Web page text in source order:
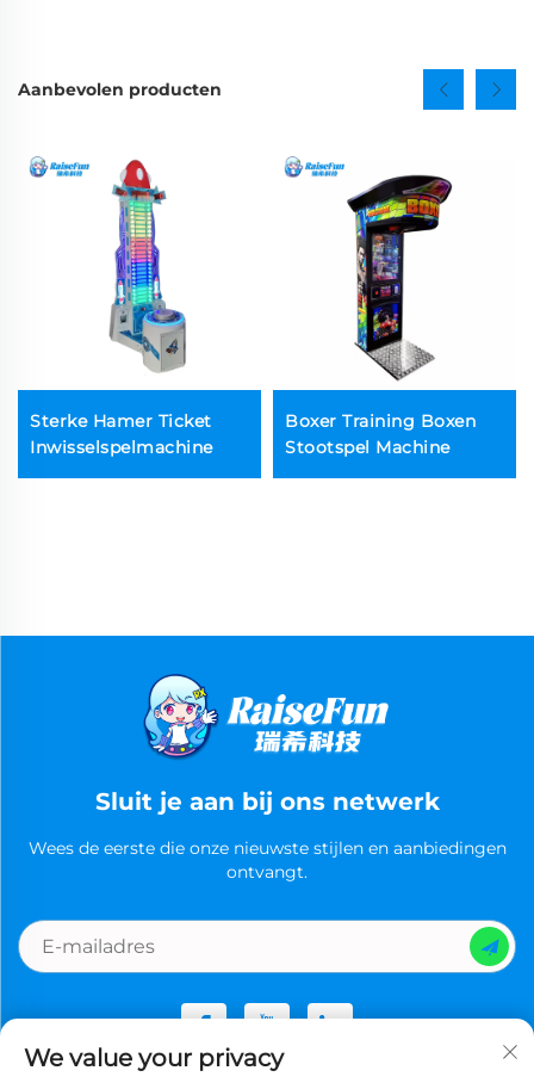
Aanbevolen producten
Sterke Hamer Ticket
Inwisselspelmachine
Boxer Training Boxen
Stootspel Machine
Sluit je aan bij ons netwerk
Wees de eerste die onze nieuwste stijlen en aanbiedingen
ontvangt.
We value your privacy